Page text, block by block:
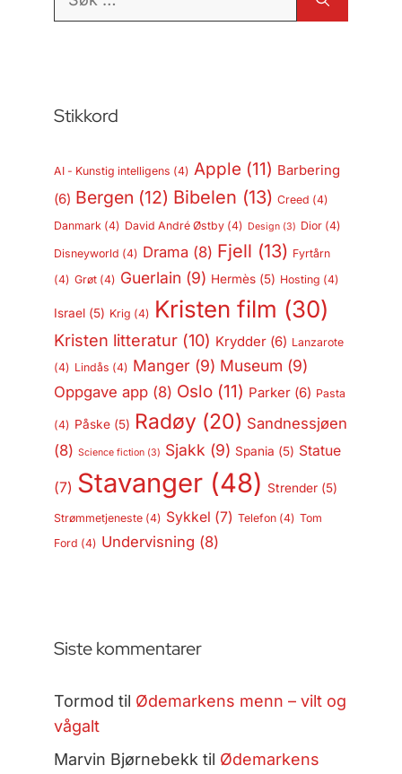
Stikkord
AI - Kunstig intelligens (4) Apple (11) Barbering
(6) Bergen (12) Bibelen (13) Creed (4)
Danmark(4) David André Østby(4) Design(3) Dior(4)
Disneyworld (4) Drama (8) Fjell (13) Fyrtårn
(4) Grøt(4) Guerlain (9) Hermès(5) Hosting (4)
Israel(5) Krig (4) Kristen film (30)
Kristen litteratur(10) Krydder(6) Lanzarote
(4) Lindås (4) Manger(9) Museum (9)
Oppgave app(8) Oslo(11) Parker(6) Pasta
(4) Påske(5) Radøy(20) Sandnessjøen
(8) Science fiction(3) Sjakk (9) Spania (5) Statue
(7) Stavanger(48) Strender(5)
Strømmetjeneste(4) Sykkel (7) Telefon(4) Tom
Ford (4) Undervisning (8)
Siste kommentarer
Tormod til Ødemarkens menn – vilt og
vågalt
Marvin Bjørnebekktil Ødemarkens